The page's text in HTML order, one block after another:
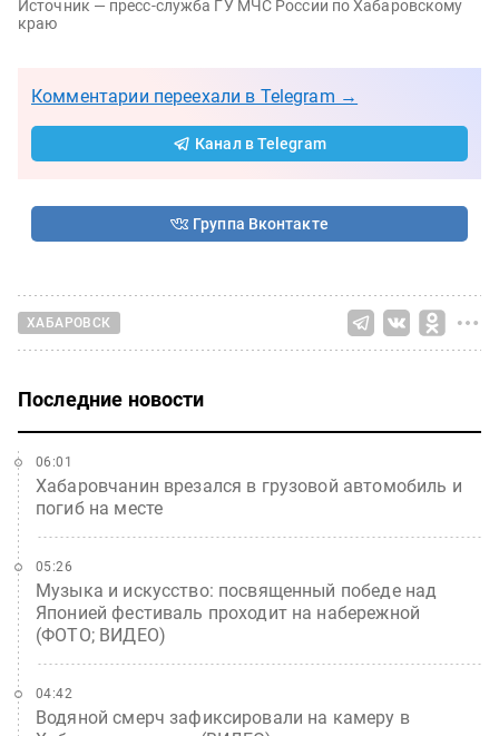
Источник — пресс-служба ГУ МЧС России по Хабаровскому
краю
Комментарии переехали в Telegram →
Канал в Telegram
Группа Вконтакте
ХАБАРОВСК
Последние новости
Хабаровчанин врезался в грузовой автомобиль и
погиб на месте
06:01
Музыка и искусство: посвященный победе над
Японией фестиваль проходит на набережной
(ФОТО; ВИДЕО)
05:26
Водяной смерч зафиксировали на камеру в
04:42